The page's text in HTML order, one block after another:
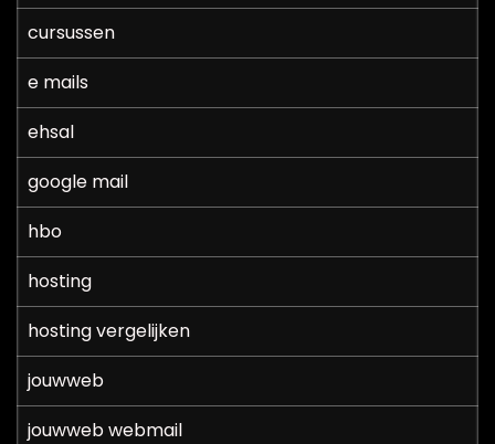
cursussen
e mails
ehsal
google mail
hbo
hosting
hosting vergelijken
jouwweb
jouwweb webmail